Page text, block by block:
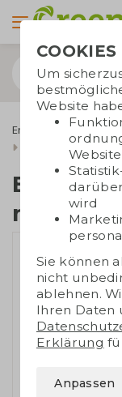
Energiesparprodukte
Eco-Powerbank
Eco-
mAh
COOKIES
Um
Website
Website
wird
Sie können
nicht
ablehnen.
Ihren Daten
Erklärung
Anpassen